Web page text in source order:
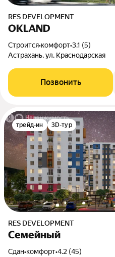
RES DEVELOPMENT
OKLAND
Строится•комфорт•3.1 (5)
Астрахань, ул. Краснодарская
Позвонить
трейд-ин 3D-тур
RES DEVELOPMENT
Семейный
Сдан•комфорт•4.2 (45)